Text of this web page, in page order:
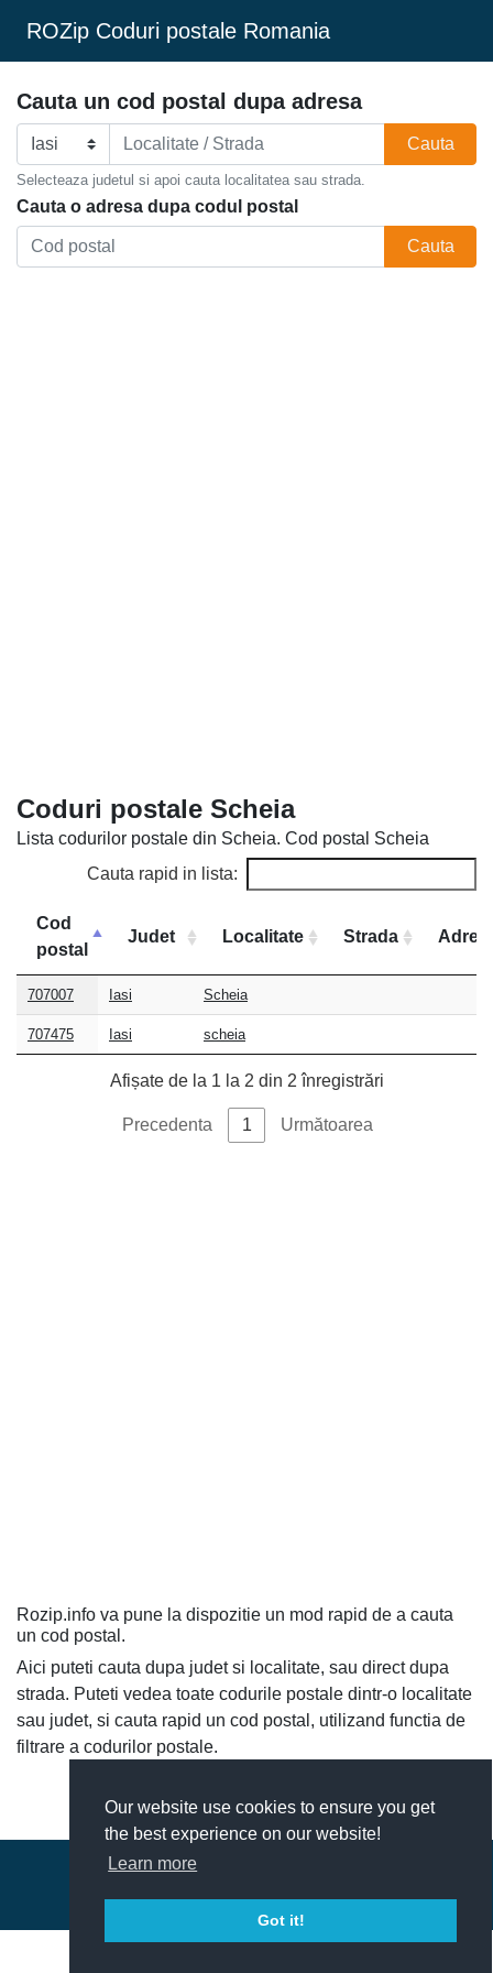
Our website use cookies to ensure you get
the best experience on our website!
Learn more
Got it!
ROZip Coduri postale Romania
Cauta un cod postal dupa adresa
Cauta
Selecteaza judetul si apoi cauta localitatea sau strada.
Cauta o adresa dupa codul postal
Cauta
Coduri postale Scheia
Lista codurilor postale din Scheia. Cod postal Scheia
Cauta rapid in lista:
Cod
postal
Judet Localitate Strada
Cod
postal
Judet Localitate
707007 Iasi Scheia
707475 Iasi scheia
Afișate de la 1 la 2 din 2 înregistrări
Precedenta 1 Următoarea
Rozip.info va pune la dispozitie un mod rapid de a cauta
un cod postal.
Aici puteti cauta dupa judet si localitate, sau direct dupa
strada. Puteti vedea toate codurile postale dintr-o localitate
sau judet, si cauta rapid un cod postal, utilizand functia de
filtrare a codurilor postale.
© 2018-2026 - ROZip.info Coduri Postale Romania
Contact|Termeni si conditii